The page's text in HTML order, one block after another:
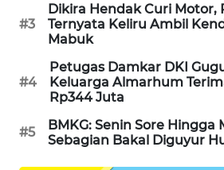
#3
Dikira Hendak Curi Motor,
Ternyata Keliru Ambil
Mabuk
#4
Petugas Damkar DKI
Keluarga Almarhum
Rp344 Juta
#5
BMKG: Senin Sore Hingga
Sebagian Bakal Diguyur
KELISTRIKAN
ID
ID